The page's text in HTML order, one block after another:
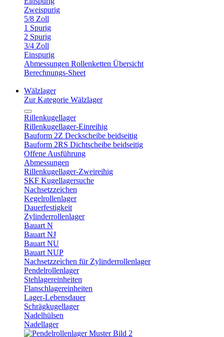
Zweispurig
5/8 Zoll
1 Spurig
2 Spurig
3/4 Zoll
Einspurig
Abmessungen Rollenketten Übersicht
Berechnungs-Sheet
Wälzlager
Zur Kategorie Wälzlager
Rillenkugellager
Rillenkugellager-Einreihig
Bauform 2Z Deckscheibe beidseitig
Bauform 2RS Dichtscheibe beidseitig
Offene Ausführung
Abmessungen
Rillenkugellager-Zweireihig
SKF Kugellagersuche
Nachsetzzeichen
Kegelrollenlager
Dauerfestigkeit
Zylinderrollenlager
Bauart N
Bauart NJ
Bauart NU
Bauart NUP
Nachsetzzeichen für Zylinderrollenlager
Pendelrollenlager
Stehlagereinheiten
Flanschlagereinheiten
Lager-Lebensdauer
Schrägkugellager
Nadelhülsen
Nadellager